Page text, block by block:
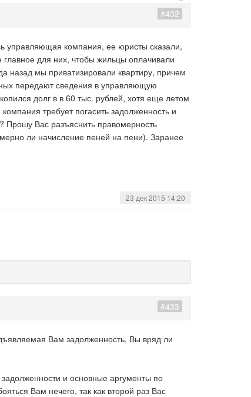
#432
управляющая компания, ее юристы сказали,
для них, чтобы жильцы оплачивали
назад мы приватизировали квартиру, причем
передают сведения в управляющую
долг в в 60 тыс. рублей, хотя еще летом
требует погасить задолженность и
Прошу Вас разъяснить правомерность
ли начисление пеней на пени). Заранее
23 дек 2015 14:20
#433
Вам задолженность, Вы вряд ли
и основные аргументы по
Вам нечего, так как второй раз Вас